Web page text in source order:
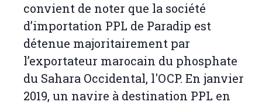
convient de noter que la société
d’importation PPL de Paradip est
détenue majoritairement par
l’exportateur marocain du phosphate
du Sahara Occidental, l'OCP. En janvier
2019, un navire à destination PPL en